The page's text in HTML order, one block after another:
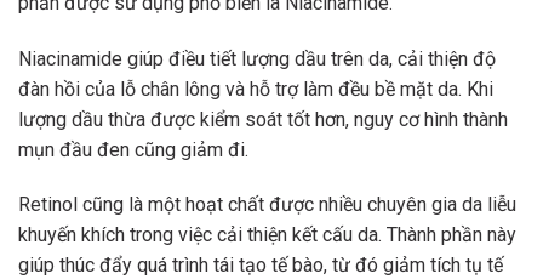
Niacinamide giúp điều tiết lượng dầu trên da, cải thiện độ
đàn hồi của lỗ chân lông và hỗ trợ làm đều bề mặt da. Khi
lượng dầu thừa được kiểm soát tốt hơn, nguy cơ hình thành
mụn đầu đen cũng giảm đi.
Retinol cũng là một hoạt chất được nhiều chuyên gia da liễu
khuyến khích trong việc cải thiện kết cấu da. Thành phần này
giúp thúc đẩy quá trình tái tạo tế bào, từ đó giảm tích tụ tế